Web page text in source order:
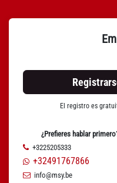
El registro es
¿Prefieres hablar
+3225205333
+32491767866
info@msy.be